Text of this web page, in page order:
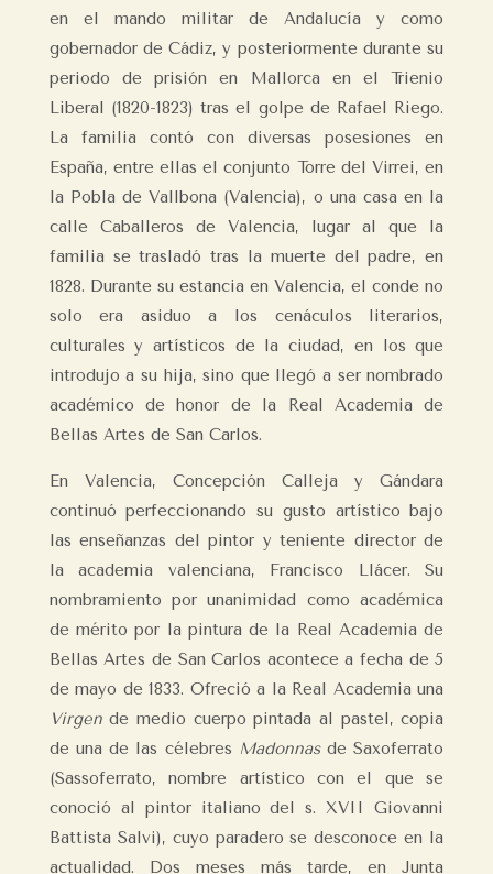
en el mando militar de Andalucía y como
gobernador de Cádiz, y posteriormente durante su
periodo de prisión en Mallorca en el Trienio
Liberal (1820-1823) tras el golpe de Rafael Riego.
La familia contó con diversas posesiones en
España, entre ellas el conjunto Torre del Virrei, en
la Pobla de Vallbona (Valencia), o una casa en la
calle Caballeros de Valencia, lugar al que la
familia se trasladó tras la muerte del padre, en
1828. Durante su estancia en Valencia, el conde no
solo era asiduo a los cenáculos literarios,
culturales y artísticos de la ciudad, en los que
introdujo a su hija, sino que llegó a ser nombrado
académico de honor de la Real Academia de
Bellas Artes de San Carlos.
En Valencia, Concepción Calleja y Gándara
continuó perfeccionando su gusto artístico bajo
las enseñanzas del pintor y teniente director de
la academia valenciana, Francisco Llácer. Su
nombramiento por unanimidad como académica
de mérito por la pintura de la Real Academia de
Bellas Artes de San Carlos acontece a fecha de 5
de mayo de 1833. Ofreció a la Real Academia una
Virgende medio cuerpo pintada al pastel, copia
de una de las célebres Madonnas de Saxoferrato
(Sassoferrato, nombre artístico con el que se
conoció al pintor italiano del s. XVII Giovanni
Battista Salvi), cuyo paradero se desconoce en la
actualidad. Dos meses más tarde, en Junta